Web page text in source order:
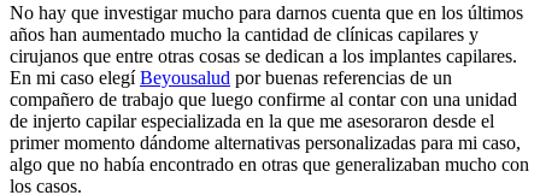
No hay que investigar mucho para darnos cuenta que en los últimos
años han aumentado mucho la cantidad de clínicas capilares y
cirujanos que entre otras cosas se dedican a los implantes capilares.
En mi caso elegíBeyousalud por buenas referencias de un
compañero de trabajo que luego confirme al contar con una unidad
de injerto capilar especializada en la que me asesoraron desde el
primer momento dándome alternativas personalizadas para mi caso,
algo que no había encontrado en otras que generalizaban mucho con
los casos.